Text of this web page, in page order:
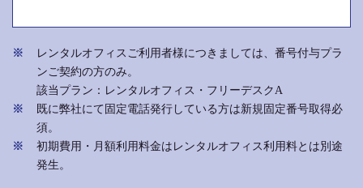
レンタルオフィスご利用者様につきましては、番号付与プラ
ンご契約の方のみ。
該当プラン：レンタルオフィス・フリーデスクA
既に弊社にて固定電話発行している方は新規固定番号取得必
須。
初期費用・月額利用料金はレンタルオフィス利用料とは別途
発生。